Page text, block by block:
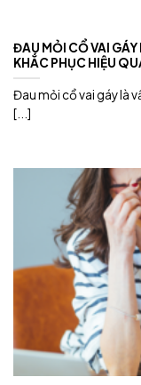
ĐAU MỎI CỔ VAI GÁY
KHẮC PHỤC HIỆU
Đau mỏi cổ vai gáy là
[...]